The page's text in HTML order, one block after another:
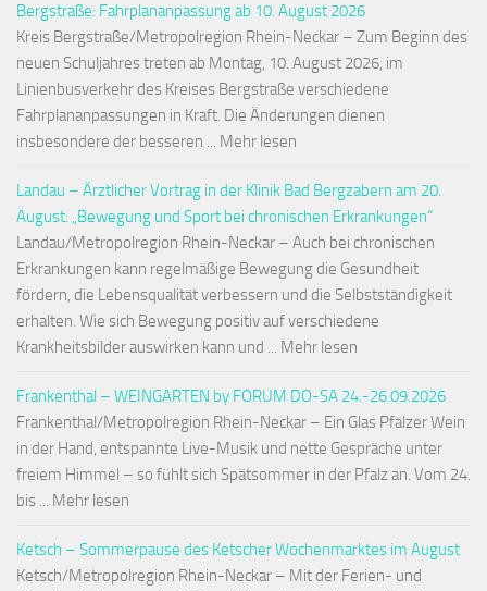
Bergstraße: Fahrplananpassung ab 10. August 2026
Kreis Bergstraße/Metropolregion Rhein-Neckar – Zum Beginn des
neuen Schuljahres treten ab Montag, 10. August 2026, im
Linienbusverkehr des Kreises Bergstraße verschiedene
Fahrplananpassungen in Kraft. Die Änderungen dienen
insbesondere der besseren ... Mehr lesen
Landau – Ärztlicher Vortrag in der Klinik Bad Bergzabern am 20.
August: „Bewegung und Sport bei chronischen Erkrankungen“
Landau/Metropolregion Rhein-Neckar – Auch bei chronischen
Erkrankungen kann regelmäßige Bewegung die Gesundheit
fördern, die Lebensqualität verbessern und die Selbstständigkeit
erhalten. Wie sich Bewegung positiv auf verschiedene
Krankheitsbilder auswirken kann und ... Mehr lesen
Frankenthal – WEINGARTEN by FORUM DO-SA 24.-26.09.2026
Frankenthal/Metropolregion Rhein-Neckar – Ein Glas Pfälzer Wein
in der Hand, entspannte Live-Musik und nette Gespräche unter
freiem Himmel – so fühlt sich Spätsommer in der Pfalz an. Vom 24.
bis ... Mehr lesen
Ketsch – Sommerpause des Ketscher Wochenmarktes im August
Ketsch/Metropolregion Rhein-Neckar – Mit der Ferien- und